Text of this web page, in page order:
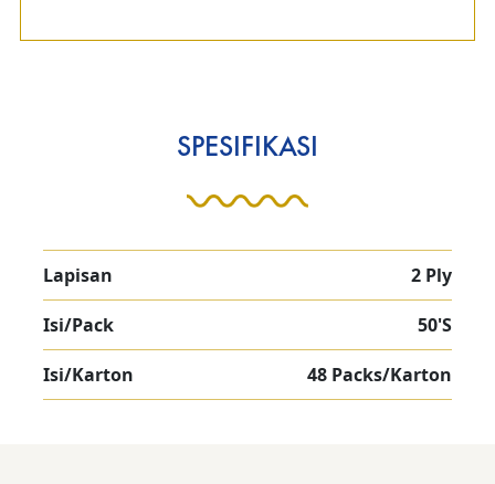
SPESIFIKASI
Lapisan 2 Ply
Isi/Pack 50'S
Isi/Karton 48 Packs/Karton